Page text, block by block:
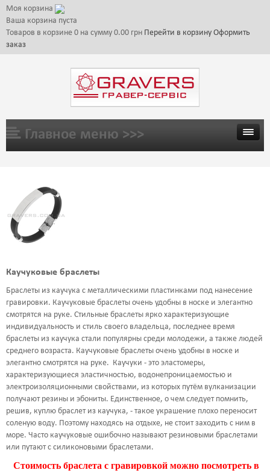
Моя корзина
Ваша корзина пуста
Товаров в корзине 0 на сумму 0.00 грн Перейти в корзину Оформить
заказ
Главное меню >>>
ТОВАРЫ
ГАЛЕРЕЯ
НАДПИСИ
КОНТАКТЫ
Каучуковые браслеты
Браслеты из каучука с металлическими пластинками под нанесение
гравировки. Каучуковые браслеты очень удобны в носке и элегантно
смотрятся на руке. Стильные браслеты ярко характеризующие
индивидуальность и стиль своего владельца, последнее время
браслеты из каучука стали популярны среди молодежи, а также людей
среднего возраста. Каучуковые браслеты очень удобны в носке и
элегантно смотрятся на руке. Каучуки - это эластомеры,
характеризующиеся эластичностью, водонепроницаемостью и
электроизоляционными свойствами, из которых путём вулканизации
получают резины и эбониты. Единственное, о чем следует помнить,
решив, куплю браслет из каучука, - такое украшение плохо переносит
соленую воду. Поэтому находясь на отдыхе, не стоит заходить с ним в
море. Часто каучуковые ошибочно называют резиновыми браслетами
или путают с силиконовыми браслетами.
Стоимость браслета с гравировкой можно посмотреть в